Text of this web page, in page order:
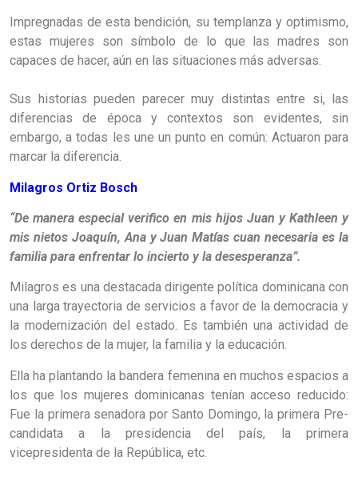
Impregnadas de esta bendición, su templanza y optimismo,
estas mujeres son símbolo de lo que las madres son
capaces de hacer, aún en las situaciones más adversas.
Sus historias pueden parecer muy distintas entre si, las
diferencias de época y contextos son evidentes, sin
embargo, a todas les une un punto en común: Actuaron para
marcar la diferencia.
Milagros Ortiz Bosch
“De manera especial verifico en mis hijos Juan y Kathleen y
mis nietos Joaquín, Ana y Juan Matías cuan necesaria es la
familia para enfrentar lo incierto y la desesperanza”.
Milagros es una destacada dirigente política dominicana con
una larga trayectoria de servicios a favor de la democracia y
la modernización del estado. Es también una actividad de
los derechos de la mujer, la familia y la educación.
Ella ha plantando la bandera femenina en muchos espacios a
los que los mujeres dominicanas tenían acceso reducido:
Fue la primera senadora por Santo Domingo, la primera Pre-
candidata a la presidencia del país, la primera
vicepresidenta de la República, etc.